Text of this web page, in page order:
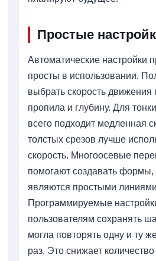
Простые
Автоматические настройки
просты в использовании.
выбрать скорость
пропила и глубину. Для
всего подходит медленная
толстых срезов лучше
скорость. Многоосевые
помогают создавать формы,
являются простыми
Программируемые
пользователям сохранять
могла повторять одну и ту
раз. Это снижает